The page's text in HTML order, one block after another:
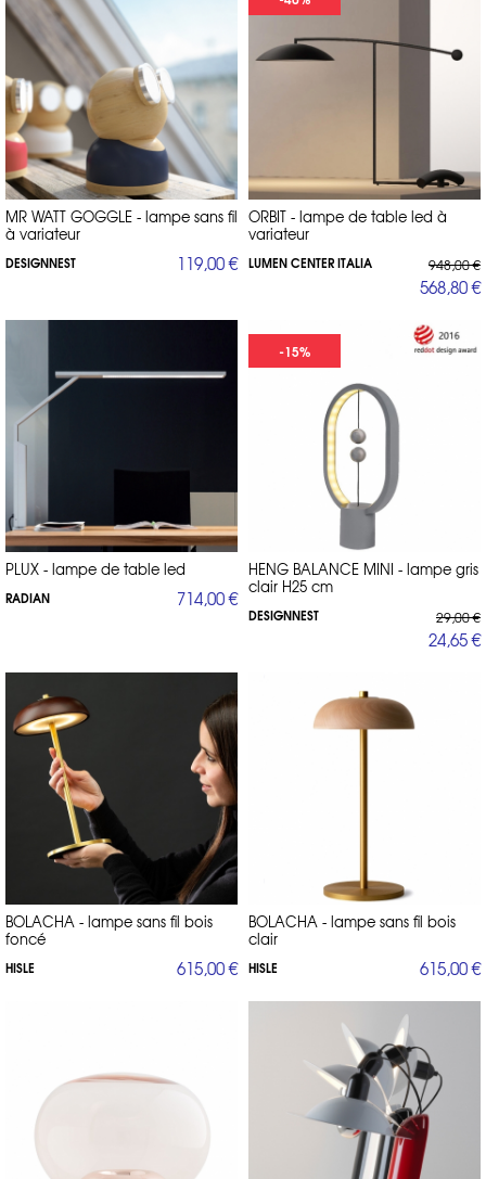
MR WATT GOGGLE - lampe sans fil
à variateur
DESIGNNEST 119,00 €
ORBIT - lampe de table led à
variateur
LUMEN CENTER ITALIA 948,00 €
568,80 €
PLUX - lampe de table led
RADIAN 714,00 €
-15%
HENG BALANCE MINI - lampe gris
clair H25 cm
DESIGNNEST 29,00 €
24,65 €
BOLACHA - lampe sans fil bois
foncé
HISLE 615,00 €
BOLACHA - lampe sans fil bois
clair
HISLE 615,00 €